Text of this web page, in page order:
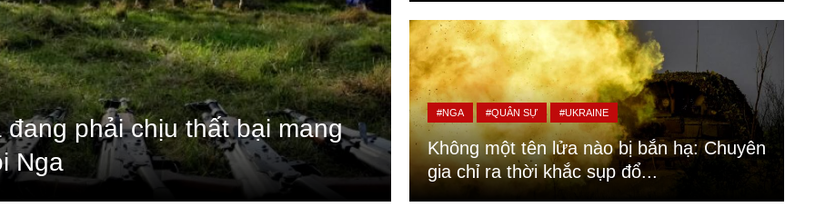
phải chịu thất bại mang
Nga
#NGA #QUÂN SỰ #UKRAINE
Không một tên lửa nào bị bắn hạ: Chuyên
gia chỉ ra thời khắc sụp đổ...